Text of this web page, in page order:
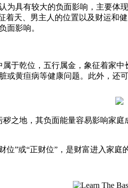
为具有较大的负面影响，主要体
着天、男主人的位置以及财运和
面影响。
于乾位，五行属金，象征着家
或黄疸病等健康问题。此外，还
秽之地，其负面能量容易影响家
位”或“正财位”，是财富进入家